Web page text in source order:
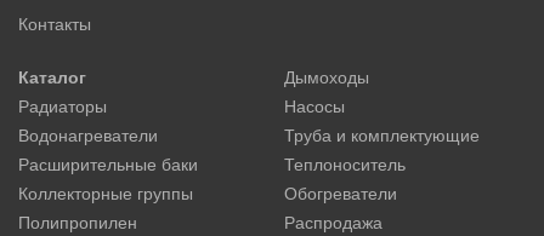
Контакты
Каталог
Дымоходы
Радиаторы
Насосы
Водонагреватели
Труба и комплектующие
Расширительные баки
Теплоноситель
Коллекторные группы
Обогреватели
Полипропилен
Распродажа